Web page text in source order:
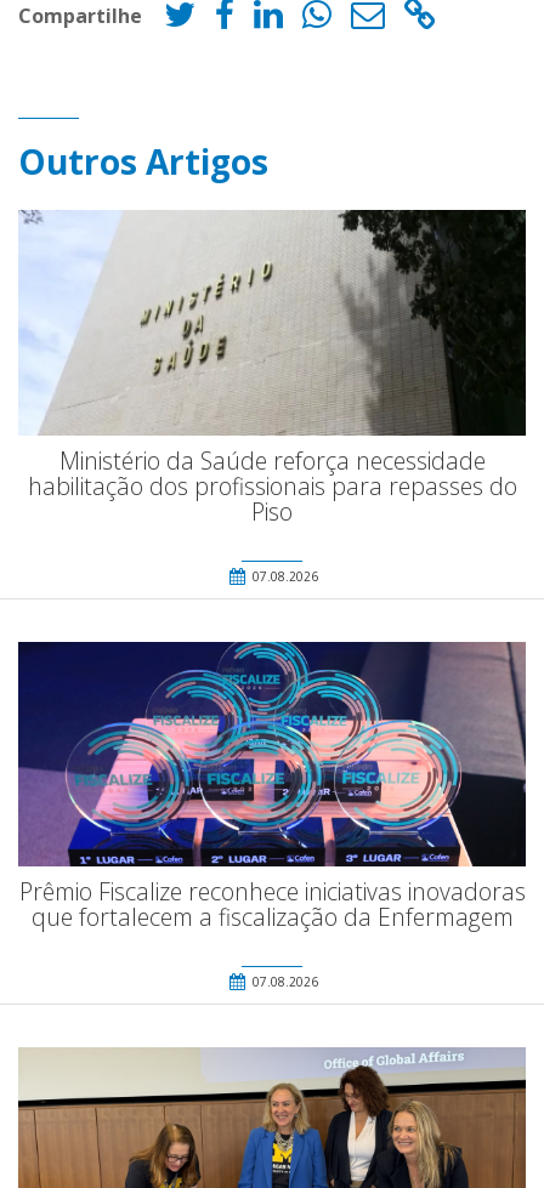
Compartilhe
Outros Artigos
Ministério da Saúde reforça necessidade
habilitação dos profissionais para repasses do
Piso
07.08.2026
Prêmio Fiscalize reconhece iniciativas inovadoras
que fortalecem a fiscalização da Enfermagem
07.08.2026